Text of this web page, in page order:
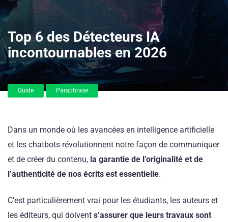
Top 6 des Détecteurs IA
incontournables en 2026
Guide Paraphrase
Dans un monde où les avancées en intelligence artificielle
et les chatbots révolutionnent notre façon de communiquer
et de créer du contenu, la garantie de l’originalité et de
l’authenticité de nos écrits est essentielle.
C’est particulièrement vrai pour les étudiants, les auteurs et
les éditeurs, qui doivent s’assurer que leurs travaux sont